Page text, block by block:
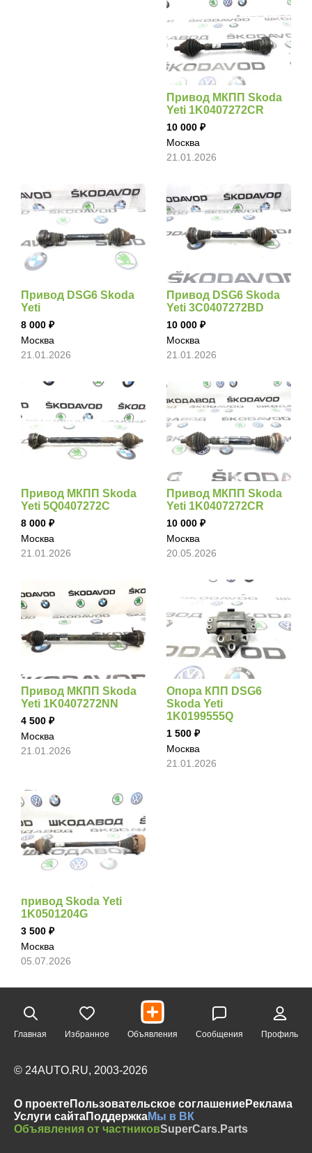
Привод МКПП Skoda
Yeti 1K0407272CR
10 000
Москва
21.01.2026
Привод DSG6 Skoda
Yeti
8 000
Москва
21.01.2026
Привод DSG6 Skoda
Yeti 3C0407272BD
10 000
Москва
21.01.2026
Привод МКПП Skoda
Yeti 5Q0407272C
8 000
Москва
21.01.2026
Привод МКПП Skoda
Yeti 1K0407272CR
10 000
Москва
20.05.2026
Привод МКПП Skoda
Yeti 1K0407272NN
4 500
Москва
21.01.2026
Опора КПП DSG6
Skoda Yeti
1K0199555Q
1 500
Москва
21.01.2026
привод Skoda Yeti
1K0501204G
3 500
Москва
05.07.2026
Главная Избранное Объявления Сообщения Профиль
© 24AUTO.RU, 2003-2026
О проектеПользовательское соглашениеРеклама
Услуги сайтаПоддержкаМы в ВК
Объявления от частниковSuperCars.Parts